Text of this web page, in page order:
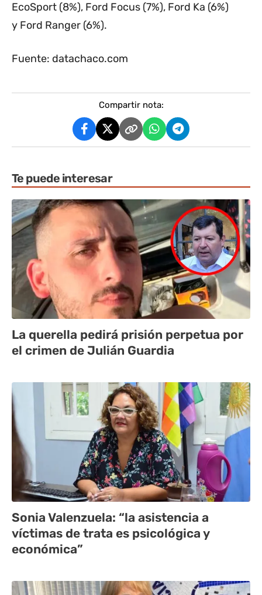
EcoSport (8%), Ford Focus (7%), Ford Ka (6%)
y Ford Ranger (6%).
Fuente: datachaco.com
Compartir nota:
Te puede interesar
La querella pedirá prisión perpetua por
el crimen de Julián Guardia
Sonia Valenzuela: “la asistencia a
víctimas de trata es psicológica y
económica”